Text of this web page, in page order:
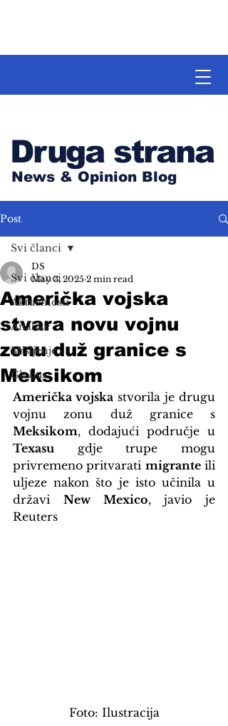
Druga strana
News & Opinion Blog
Post
Svi članci
Aktuelnosti
Analize
Mišljenje
Globus
Svi članci
Američka vojska
stvara novu vojnu
zonu duž granice s
Meksikom
DS
May 3, 2025 2 min read
Američka vojska stvorila je drugu
Meksikom
Texasu gdje trupe mogu
privremeno pritvarati migrante ili
uljeze nakon što je isto učinila u
državi New Mexico, javio je
Reuters
Foto: Ilustracija